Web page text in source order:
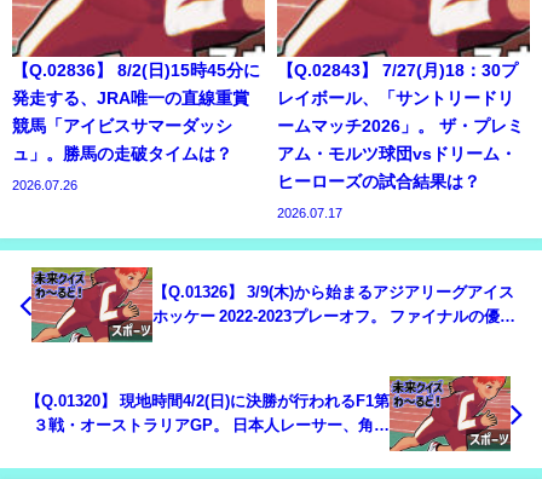
【Q.02836】 8/2(日)15時45分に
発走する、JRA唯一の直線重賞
競馬「アイビスサマーダッシ
ュ」。勝馬の走破タイムは？
2026.07.26
【Q.02843】 7/27(月)18：30プ
レイボール、「サントリードリ
ームマッチ2026」。 ザ・プレミ
アム・モルツ球団vsドリーム・
ヒーローズの試合結果は？
2026.07.17
【Q.01326】 3/9(木)から始まるアジアリーグアイス
ホッケー 2022-2023プレーオフ。 ファイナルの優勝
【Q.01320】 現地時間4/2(日)に決勝が行われるF1第
３戦・オーストラリアGP。 日本人レーサー、角田